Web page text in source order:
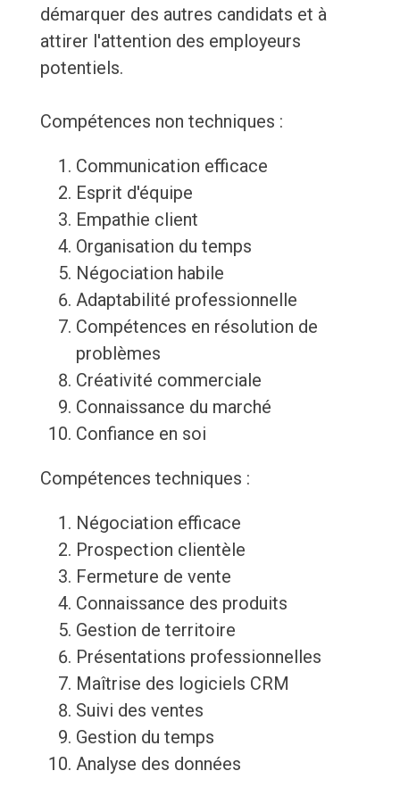
démarquer des autres candidats et à
attirer l'attention des employeurs
potentiels.
Compétences non techniques :
Communication efficace
Esprit d'équipe
Empathie client
Organisation du temps
Négociation habile
Adaptabilité professionnelle
Compétences en résolution de
problèmes
Créativité commerciale
Connaissance du marché
Confiance en soi
Compétences techniques :
Négociation efficace
Prospection clientèle
Fermeture de vente
Connaissance des produits
Gestion de territoire
Présentations professionnelles
Maîtrise des logiciels CRM
Suivi des ventes
Gestion du temps
Analyse des données